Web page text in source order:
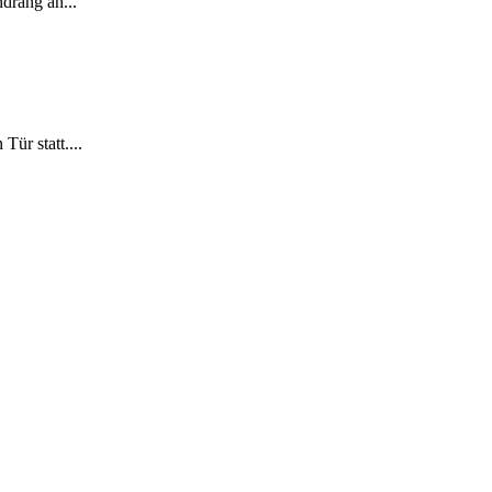
Tür statt....